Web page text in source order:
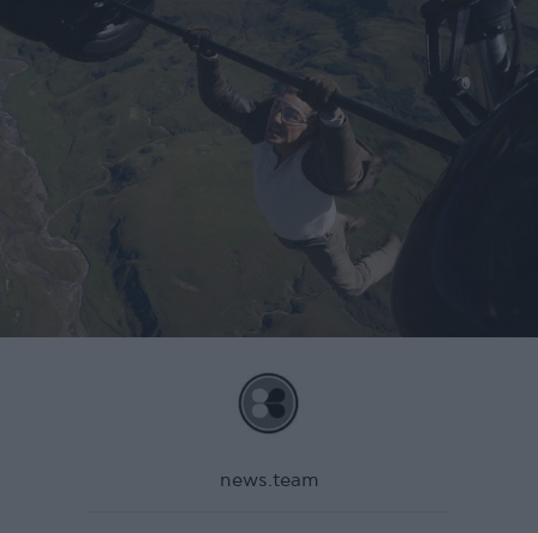
news.team